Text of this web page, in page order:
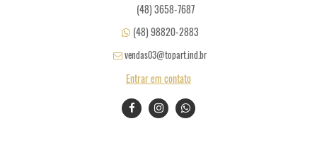
(48) 3658-7687
(48) 98820-2883
vendas03@topart.ind.br
Entrar em contato